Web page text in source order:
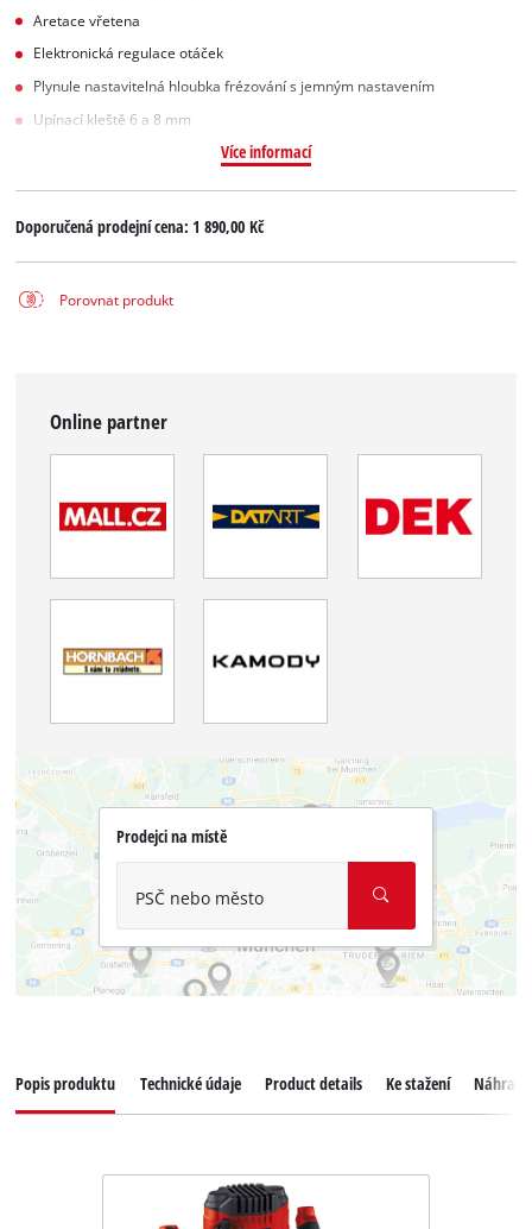
Aretace vřetena
Elektronická regulace otáček
Plynule nastavitelná hloubka frézování s jemným nastavením
Upínací kleště 6 a 8 mm
Více informací
Doporučená prodejní cena:1 890,00 Kč
Porovnat produkt
Online partner
Prodejci na místě
PSČ nebo město
Popis produktu Technické údaje Product details Ke stažení